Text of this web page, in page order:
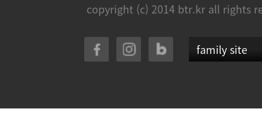
copyright (c) 2014 btr.kr all rights
family site